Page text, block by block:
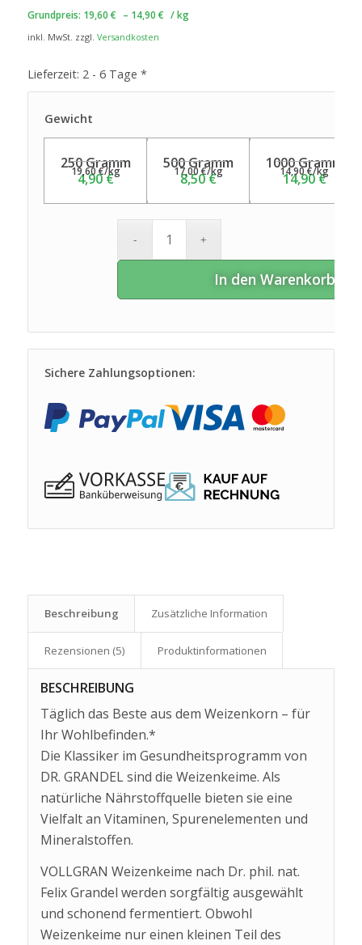
Grundpreis: 19,60 € – 14,90 € /kg
inkl. MwSt. zzgl. Versandkosten
Lieferzeit: 2 - 6 Tage *
Gewicht
250 Gramm
4,90€
19,60€/kg
500 Gramm
8,50€
17,00€/kg
1000 Gramm
14,90€
14,90€/kg
In den Warenkorb
Sichere Zahlungsoptionen:
Beschreibung Zusätzliche Information
Rezensionen (5) Produkt­informationen
BESCHREIBUNG
Täglich das Beste aus dem Weizenkorn – für
Ihr Wohlbefinden.*
Die Klassiker im Gesundheitsprogramm von
DR. GRANDEL sind die Weizenkeime. Als
natürliche Nährstoffquelle bieten sie eine
Vielfalt an Vitaminen, Spurenelementen und
Mineralstoffen.
VOLLGRAN Weizenkeime nach Dr. phil. nat.
Felix Grandel werden sorgfältig ausgewählt
und schonend fermentiert. Obwohl
Weizenkeime nur einen kleinen Teil des